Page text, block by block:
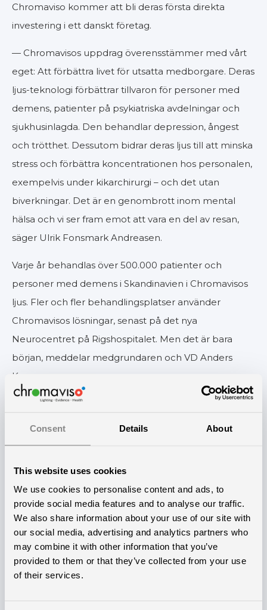
Consent Details About
This website uses cookies
We use cookies to personalise content and ads, to
provide social media features and to analyse our traffic.
We also share information about your use of our site with
our social media, advertising and analytics partners who
may combine it with other information that you’ve
provided to them or that they’ve collected from your use
of their services.
Chromaviso kommer att bli deras första direkta
investering i ett danskt företag.
— Chromavisos uppdrag överensstämmer med vårt
eget: Att förbättra livet för utsatta medborgare. Deras
ljus-teknologi förbättrar tillvaron för personer med
demens, patienter på psykiatriska avdelningar och
sjukhusinlagda. Den behandlar depression, ångest
och trötthet. Dessutom bidrar deras ljus till att minska
stress och förbättra koncentrationen hos personalen,
exempelvis under kikarchirurgi – och det utan
biverkningar. Det är en genombrott inom mental
hälsa och vi ser fram emot att vara en del av resan,
säger Ulrik Fonsmark Andreasen.
Varje år behandlas över 500.000 patienter och
personer med demens i Skandinavien i Chromavisos
ljus. Fler och fler behandlingsplatser använder
Chromavisos lösningar, senast på det nya
Neurocentret på Rigshospitalet. Men det är bara
början, meddelar medgrundaren och VD Anders
Kryger.
— Intresset för att inkludera ljus i stora byggprojekt
och i arbetsmiljön. Vår lösning prioriteras som ett
tryggt val eftersom den bygger på både bevis och
erfarenhet. Samtidigt märker vi att kunder som har
använt vårt dygnsrytmljus i några år nu återkommer
med önskemål om att sprida lösningen till större
områden eller fler avdelningar, förklarar han.